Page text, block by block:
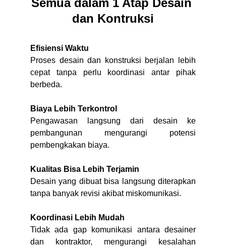
Semua dalam 1 Atap Desain
dan Kontruksi
Efisiensi Waktu
Proses desain dan konstruksi berjalan lebih
cepat tanpa perlu koordinasi antar pihak
berbeda.
Biaya Lebih Terkontrol
Pengawasan langsung dari desain ke
pembangunan mengurangi potensi
pembengkakan biaya.
Kualitas Bisa Lebih Terjamin
Desain yang dibuat bisa langsung diterapkan
tanpa banyak revisi akibat miskomunikasi.
Koordinasi Lebih Mudah
Tidak ada gap komunikasi antara desainer
dan kontraktor, mengurangi kesalahan